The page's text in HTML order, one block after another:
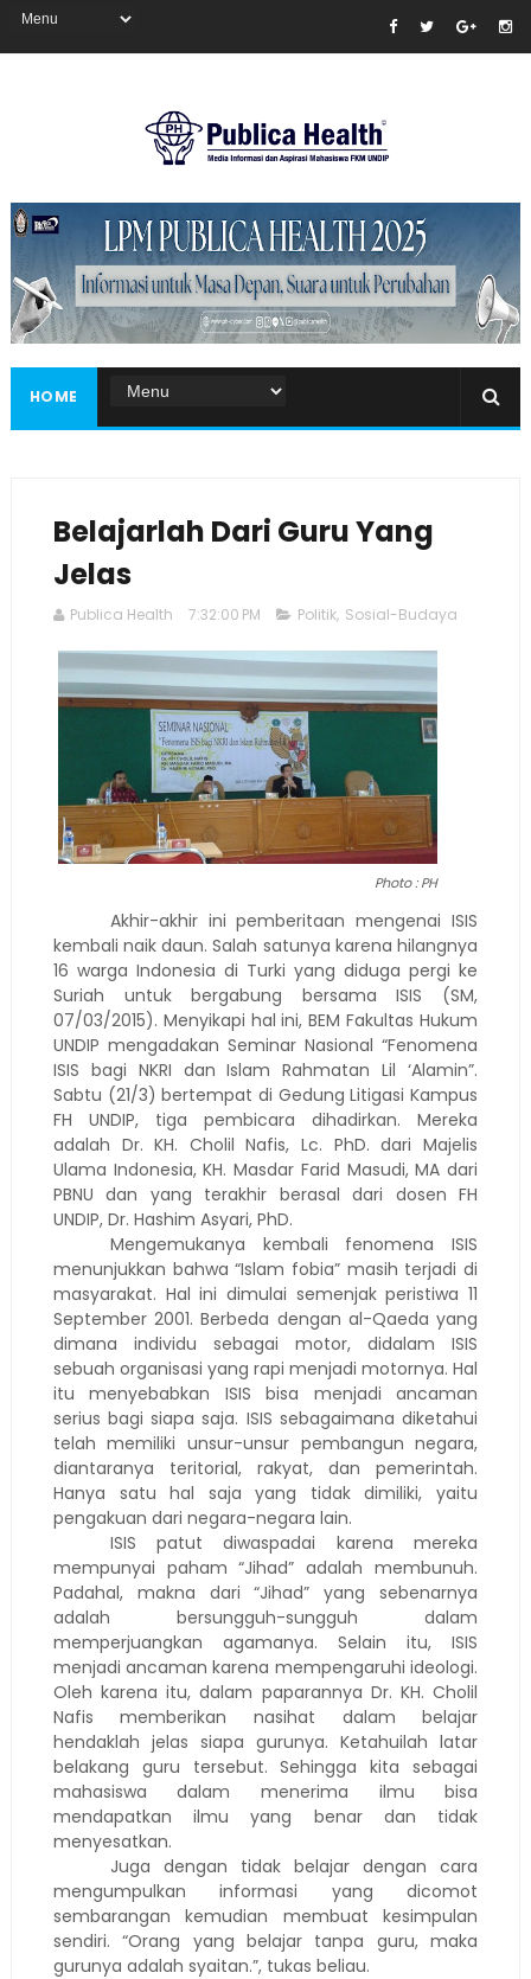
Masukkan iklan disini!
HOME
Belajarlah Dari Guru Yang
Jelas
Publica Health 7:32:00 PM Politik, Sosial-Budaya
Photo : PH
Akhir-akhir ini pemberitaan mengenai ISIS
kembali naik daun. Salah satunya karena hilangnya
16 warga Indonesia di Turki yang diduga pergi ke
Suriah untuk bergabung bersama ISIS (SM,
07/03/2015). Menyikapi hal ini, BEM Fakultas Hukum
UNDIP mengadakan Seminar Nasional “Fenomena
ISIS bagi NKRI dan Islam Rahmatan Lil ‘Alamin”.
Sabtu (21/3) bertempat di Gedung Litigasi Kampus
FH UNDIP, tiga pembicara dihadirkan. Mereka
adalah Dr. KH. Cholil Nafis, Lc. PhD. dari Majelis
Ulama Indonesia, KH. Masdar Farid Masudi, MA dari
PBNU dan yang terakhir berasal dari dosen FH
UNDIP, Dr. Hashim Asyari, PhD.
Mengemukanya kembali fenomena ISIS
menunjukkan bahwa “Islam fobia” masih terjadi di
masyarakat. Hal ini dimulai semenjak peristiwa 11
September 2001. Berbeda dengan al-Qaeda yang
dimana individu sebagai motor, didalam ISIS
sebuah organisasi yang rapi menjadi motornya. Hal
itu menyebabkan ISIS bisa menjadi ancaman
serius bagi siapa saja. ISIS sebagaimana diketahui
telah memiliki unsur-unsur pembangun negara,
diantaranya teritorial, rakyat, dan pemerintah.
Hanya satu hal saja yang tidak dimiliki, yaitu
pengakuan dari negara-negara lain.
ISIS patut diwaspadai karena mereka
mempunyai paham “Jihad” adalah membunuh.
Padahal, makna dari “Jihad” yang sebenarnya
adalah bersungguh-sungguh dalam
memperjuangkan agamanya. Selain itu, ISIS
menjadi ancaman karena mempengaruhi ideologi.
Oleh karena itu, dalam paparannya Dr. KH. Cholil
Nafis memberikan nasihat dalam belajar
hendaklah jelas siapa gurunya. Ketahuilah latar
belakang guru tersebut. Sehingga kita sebagai
mahasiswa dalam menerima ilmu bisa
mendapatkan ilmu yang benar dan tidak
menyesatkan.
Juga dengan tidak belajar dengan cara
mengumpulkan informasi yang dicomot
sembarangan kemudian membuat kesimpulan
sendiri. “Orang yang belajar tanpa guru, maka
gurunya adalah syaitan.”, tukas beliau.